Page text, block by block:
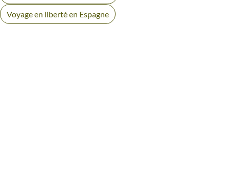
Voyage en liberté en Espagne